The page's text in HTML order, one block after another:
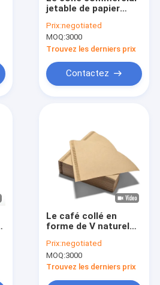
jetable de papier
d'égouttement
forment portatif
Prix:negotiated
MOQ:3000
Trouvez les derniers prix
Contactez
Le café collé en
forme de V naturel
13x10x10cm
Prix:negotiated
MOQ:3000
Trouvez les derniers prix